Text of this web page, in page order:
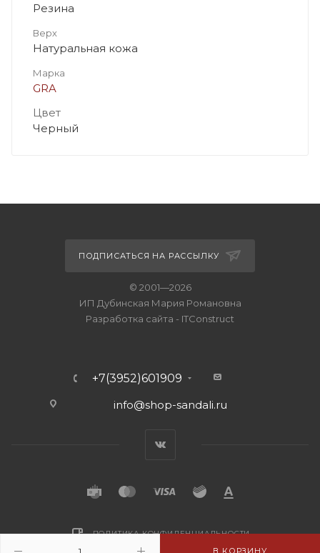
В КОРЗИНУ
Резина
Верх
Натуральная кожа
Марка
GRA
Цвет
Черный
ПОДПИСАТЬСЯ НА РАССЫЛКУ
© 2001—2026
ИП Дубинская Мария Романовна
Разработка сайта - ITConstruct
+7(3952)601909
info@shop-sandali.ru
ПОЛИТИКА КОНФИДЕНЦИАЛЬНОСТИ